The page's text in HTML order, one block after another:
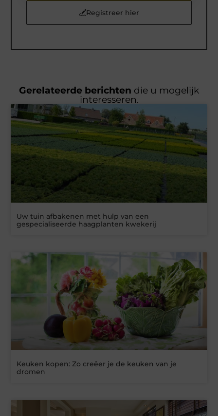
Registreer hier
Gerelateerde berichten die u mogelijk
interesseren.
Uw tuin afbakenen met hulp van een
gespecialiseerde haagplanten kwekerij
Keuken kopen: Zo creëer je de keuken van je
dromen